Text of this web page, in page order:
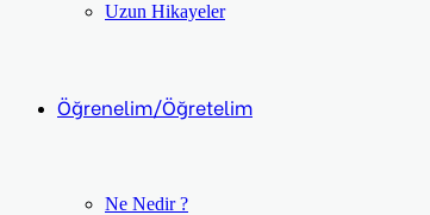
Uzun Hikayeler
Öğrenelim/Öğretelim
Ne Nedir ?